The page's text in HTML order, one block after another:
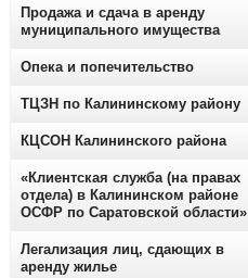
Продажа и сдача в аренду
муниципального имущества
Опека и попечительство
ТЦЗН по Калининскому району
КЦСОН Калининского района
«Клиентская служба (на правах
отдела) в Калининском районе
ОСФР по Саратовской области»
Легализация лиц, сдающих в
аренду жилье